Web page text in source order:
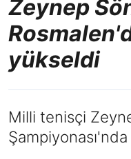
Zeynep
yükseldi
Milli tenisçi